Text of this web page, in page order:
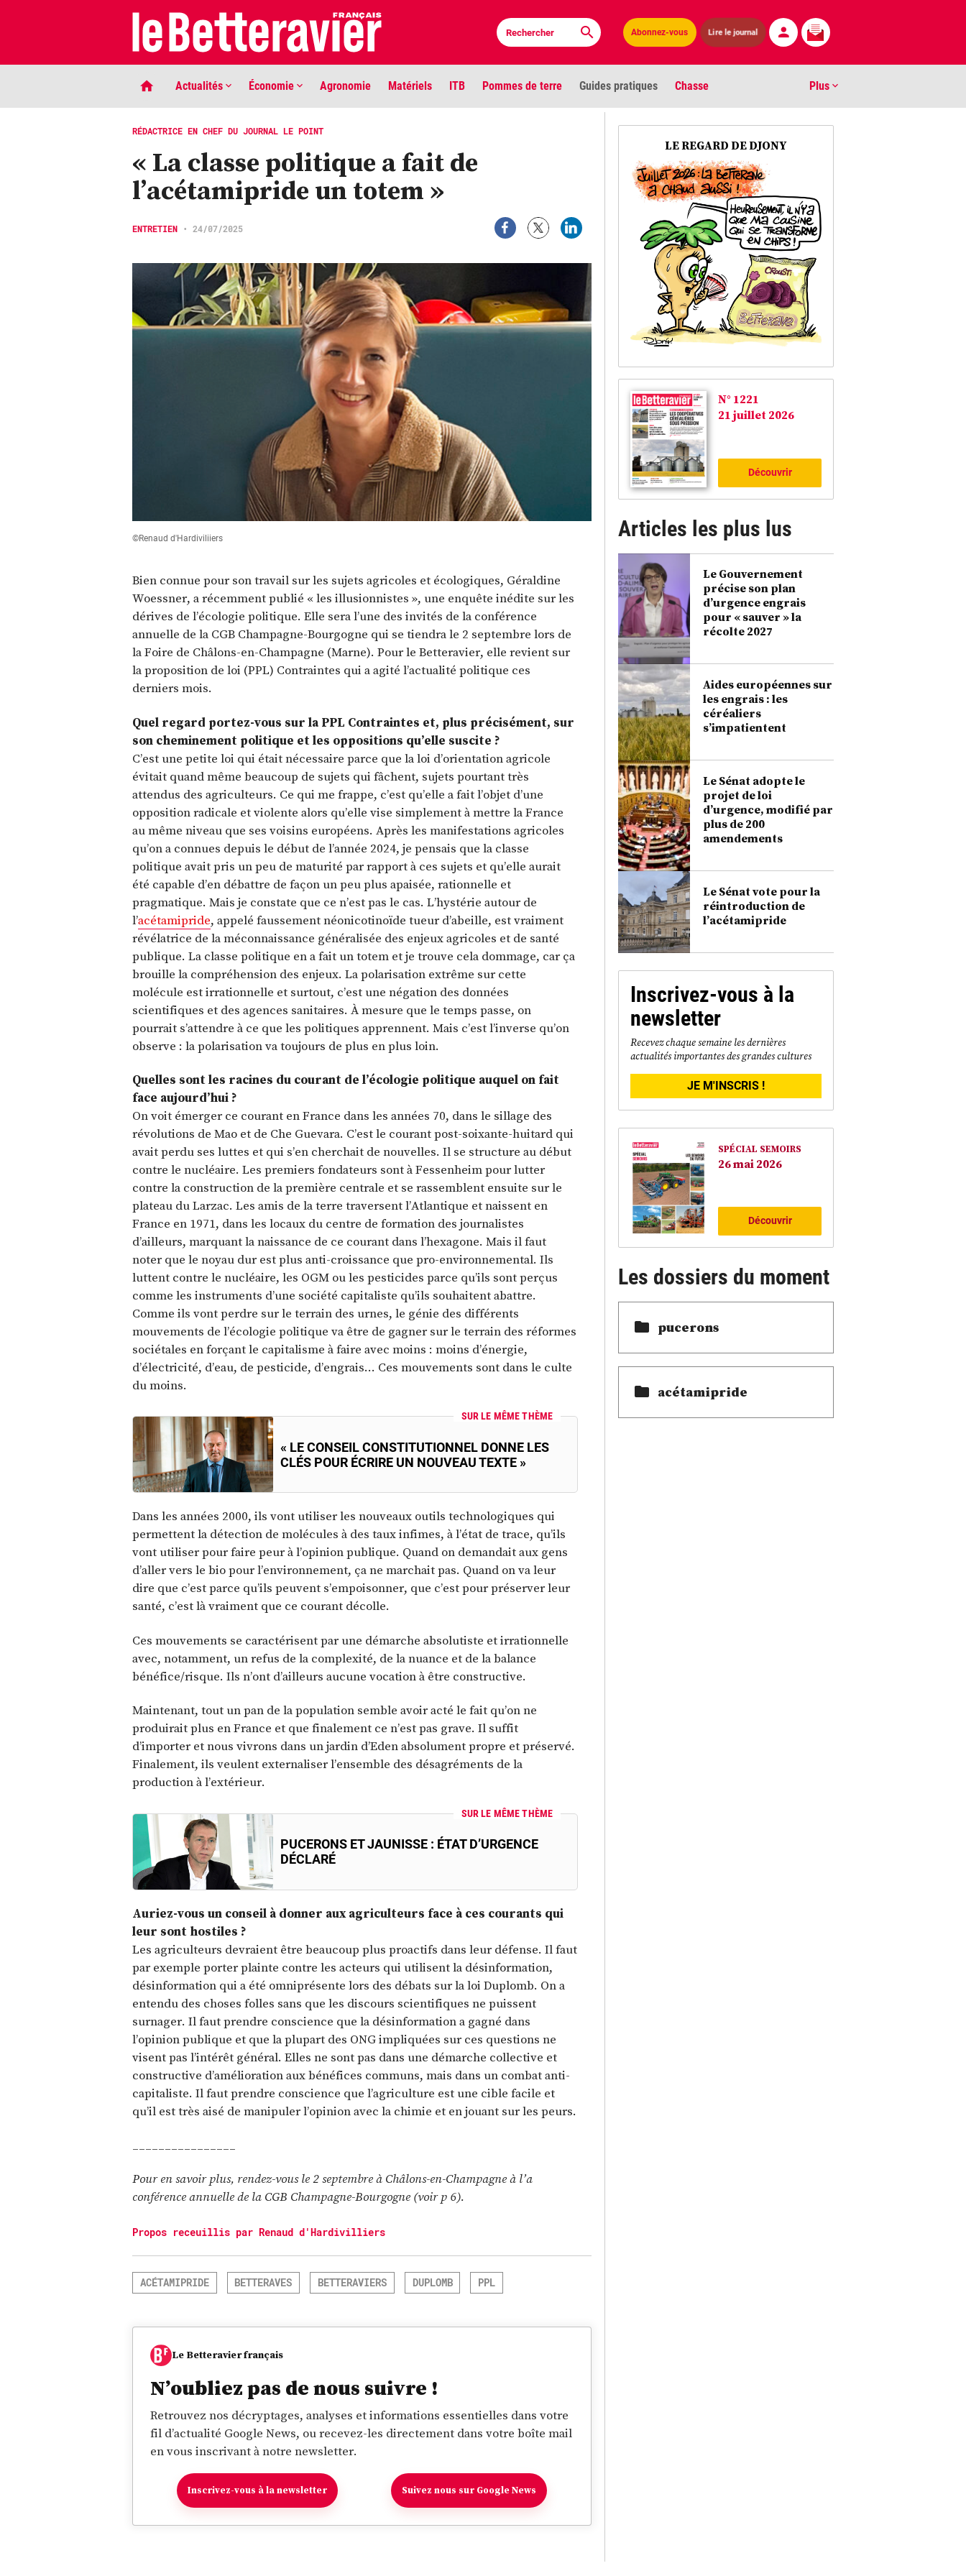
Abonnez-vous Lire le journal
Actualités Économie Agronomie Matériels ITB Pommes de terre Guides pratiques Chasse Plus
Phaco quand tu nous tiens … Les louvetiers devant le Parlement
PLUS
Anciens numéros
Biocarburants
Environnement
Vidéos
Contact
RÉDACTRICE EN CHEF DU JOURNAL LE POINT
« La classe politique a fait de
l’acétamipride un totem »
ENTRETIEN • 24/07/2025
©Renaud d'Hardiviliiers
Bien connue pour son travail sur les sujets agricoles et écologiques, Géraldine
Woessner, a récemment publié « les illusionnistes », une enquête inédite sur les
dérives de l’écologie politique. Elle sera l’une des invités de la conférence
annuelle de la CGB Champagne-Bourgogne qui se tiendra le 2 septembre lors de
la Foire de Châlons-en-Champagne (Marne). Pour le Betteravier, elle revient sur
la proposition de loi (PPL) Contraintes qui a agité l’actualité politique ces
derniers mois.
Quel regard portez-vous sur la PPL Contraintes et, plus précisément, sur
son cheminement politique et les oppositions qu’elle suscite ?
C’est une petite loi qui était nécessaire parce que la loi d’orientation agricole
évitait quand même beaucoup de sujets qui fâchent, sujets pourtant très
attendus des agriculteurs. Ce qui me frappe, c’est qu’elle a fait l’objet d’une
opposition radicale et violente alors qu’elle vise simplement à mettre la France
au même niveau que ses voisins européens. Après les manifestations agricoles
qu’on a connues depuis le début de l’année 2024, je pensais que la classe
politique avait pris un peu de maturité par rapport à ces sujets et qu’elle aurait
été capable d’en débattre de façon un peu plus apaisée, rationnelle et
pragmatique. Mais je constate que ce n’est pas le cas. L’hystérie autour de
l’acétamipride, appelé faussement néonicotinoïde tueur d’abeille, est vraiment
révélatrice de la méconnaissance généralisée des enjeux agricoles et de santé
publique. La classe politique en a fait un totem et je trouve cela dommage, car ça
brouille la compréhension des enjeux. La polarisation extrême sur cette
molécule est irrationnelle et surtout, c’est une négation des données
scientifiques et des agences sanitaires. À mesure que le temps passe, on
pourrait s’attendre à ce que les politiques apprennent. Mais c’est l’inverse qu’on
observe : la polarisation va toujours de plus en plus loin.
Quelles sont les racines du courant de l’écologie politique auquel on fait
face aujourd’hui ?
On voit émerger ce courant en France dans les années 70, dans le sillage des
révolutions de Mao et de Che Guevara. C’est le courant post-soixante-huitard qui
avait perdu ses luttes et qui s’en cherchait de nouvelles. Il se structure au début
contre le nucléaire. Les premiers fondateurs sont à Fessenheim pour lutter
contre la construction de la première centrale et se rassemblent ensuite sur le
plateau du Larzac. Les amis de la terre traversent l’Atlantique et naissent en
France en 1971, dans les locaux du centre de formation des journalistes
d’ailleurs, marquant la naissance de ce courant dans l’hexagone. Mais il faut
noter que le noyau dur est plus anti-croissance que pro-environnemental. Ils
luttent contre le nucléaire, les OGM ou les pesticides parce qu’ils sont perçus
comme les instruments d’une société capitaliste qu’ils souhaitent abattre.
Comme ils vont perdre sur le terrain des urnes, le génie des différents
mouvements de l’écologie politique va être de gagner sur le terrain des réformes
sociétales en forçant le capitalisme à faire avec moins : moins d’énergie,
d’électricité, d’eau, de pesticide, d’engrais… Ces mouvements sont dans le culte
du moins.
SUR LE MÊME THÈME
« LE CONSEIL CONSTITUTIONNEL DONNE LES
CLÉS POUR ÉCRIRE UN NOUVEAU TEXTE »
Dans les années 2000, ils vont utiliser les nouveaux outils technologiques qui
permettent la détection de molécules à des taux infimes, à l’état de trace, qu’ils
vont utiliser pour faire peur à l’opinion publique. Quand on demandait aux gens
d’aller vers le bio pour l’environnement, ça ne marchait pas. Quand on va leur
dire que c’est parce qu’ils peuvent s’empoisonner, que c’est pour préserver leur
santé, c’est là vraiment que ce courant décolle.
Ces mouvements se caractérisent par une démarche absolutiste et irrationnelle
avec, notamment, un refus de la complexité, de la nuance et de la balance
bénéfice/risque. Ils n’ont d’ailleurs aucune vocation à être constructive.
Maintenant, tout un pan de la population semble avoir acté le fait qu’on ne
produirait plus en France et que finalement ce n’est pas grave. Il suffit
d’importer et nous vivrons dans un jardin d’Eden absolument propre et préservé.
Finalement, ils veulent externaliser l’ensemble des désagréments de la
production à l’extérieur.
SUR LE MÊME THÈME
PUCERONS ET JAUNISSE : ÉTAT D’URGENCE
DÉCLARÉ
Auriez-vous un conseil à donner aux agriculteurs face à ces courants qui
leur sont hostiles ?
Les agriculteurs devraient être beaucoup plus proactifs dans leur défense. Il faut
par exemple porter plainte contre les acteurs qui utilisent la désinformation,
désinformation qui a été omniprésente lors des débats sur la loi Duplomb. On a
entendu des choses folles sans que les discours scientifiques ne puissent
surnager. Il faut prendre conscience que la désinformation a gagné dans
l’opinion publique et que la plupart des ONG impliquées sur ces questions ne
visent pas l’intérêt général. Elles ne sont pas dans une démarche collective et
constructive d’amélioration aux bénéfices communs, mais dans un combat anti-
capitaliste. Il faut prendre conscience que l’agriculture est une cible facile et
qu’il est très aisé de manipuler l’opinion avec la chimie et en jouant sur les peurs.
________________
Pour en savoir plus, rendez-vous le 2 septembre à Châlons-en-Champagne à l’a
conférence annuelle de la CGB Champagne-Bourgogne (voir p 6).
Propos receuillis par Renaud d'Hardivilliers
ACÉTAMIPRIDE BETTERAVES BETTERAVIERS DUPLOMB PPL
Le Betteravier français
N’oubliez pas de nous suivre !
Retrouvez nos décryptages, analyses et informations essentielles dans votre
fil d’actualité Google News, ou recevez-les directement dans votre boîte mail
en vous inscrivant à notre newsletter.
Inscrivez-vous à la newsletter Suivez nous sur Google News
LE REGARD DE DJONY
N° 1221
21 juillet 2026
Découvrir
Articles les plus lus
Le Gouvernement
précise son plan
d’urgence engrais
pour « sauver » la
récolte 2027
Aides européennes sur
les engrais : les
céréaliers
s’impatientent
Le Sénat adopte le
projet de loi
d’urgence, modifié par
plus de 200
amendements
Le Sénat vote pour la
réintroduction de
l’acétamipride
Inscrivez-vous à la
newsletter
Recevez chaque semaine les dernières
actualités importantes des grandes cultures
JE M'INSCRIS !
SPÉCIAL SEMOIRS
26 mai 2026
Découvrir
Les dossiers du moment
pucerons
acétamipride